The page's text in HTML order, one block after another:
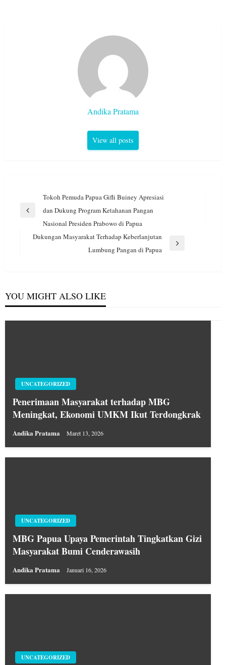
Andika Pratama
View all posts
Navigasi
pos
Tokoh Pemuda Papua Gifli Buiney Apresiasi
dan Dukung Program Ketahanan Pangan
Nasional Presiden Prabowo di Papua
Dukungan Masyarakat Terhadap Keberlanjutan
Lumbung Pangan di Papua
YOU MIGHT ALSO LIKE
UNCATEGORIZED
Penerimaan Masyarakat terhadap MBG
Meningkat, Ekonomi UMKM Ikut Terdongkrak
Andika Pratama Maret 13, 2026
UNCATEGORIZED
MBG Papua Upaya Pemerintah Tingkatkan Gizi
Masyarakat Bumi Cenderawasih
Andika Pratama Januari 16, 2026
UNCATEGORIZED